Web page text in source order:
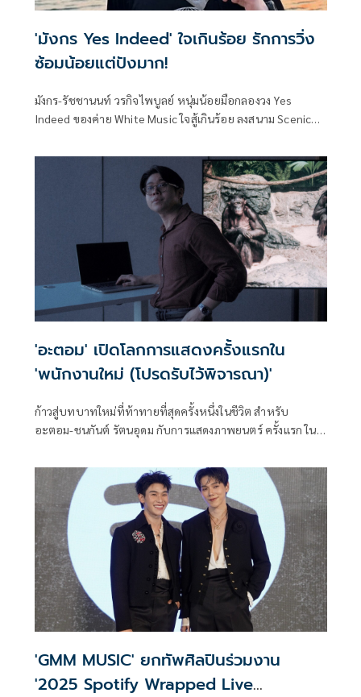
'มังกร Yes Indeed' ใจเกินร้อย รักการวิ่ง
ซ้อมน้อยแต่ปังมาก!
มังกร-รัชชานนท์ วรกิจไพบูลย์ หนุ่มน้อยมือกลองวง Yes
Indeed ของค่าย White Music ใจสู้เกินร้อย ลงสนาม Scenic
กิโลเมตร ทั้งที่ซ้อมไม่เต็มที่ เพราะมัวปั่นธีสิสรัวๆ แต่ยังทำเวลา
ได้ 2.01 ชั่วโมง แบบภูมิใจสุดๆ
'อะตอม' เปิดโลกการแสดงครั้งแรกใน
'พนักงานใหม่ (โปรดรับไว้พิจารณา)'
ก้าวสู่บทบาทใหม่ที่ท้าทายที่สุดครั้งหนึ่งในชีวิต สำหรับ
อะตอม-ชนกันต์ รัตนอุดม กับการแสดงภาพยนตร์ ครั้งแรก ใน
RESOURCE’ โดย GDH ร่วมสร้างกับ One Cool Connect และ
JAI Studios ผลงานล่าสุดของผู้กำกับ เต๋อ-นวพล ธำรงรัตนฤทธิ์
'GMM MUSIC' ยกทัพศิลปินร่วมงาน
'2025 Spotify Wrapped Live